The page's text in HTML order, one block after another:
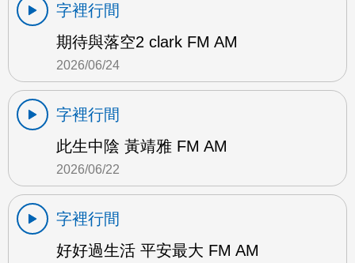
字裡行間
期待與落空2 clark FM AM
2026/06/24
字裡行間
此生中陰 黃靖雅 FM AM
2026/06/22
字裡行間
好好過生活 平安最大 FM AM